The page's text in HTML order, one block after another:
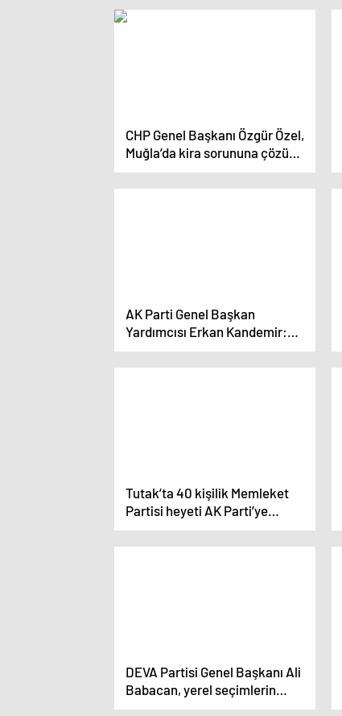
CHP Genel Başkanı Özgür Özel,
Muğla’da kira sorununa çözüm
önerilerini sunacak
AK Parti Genel Başkan
Yardımcısı Erkan Kandemir:
‘Cumhur İttifakı’nın değer
birlikteliğinin yanında
Tutak’ta 40 kişilik Memleket
Partisi heyeti AK Parti’ye
katıldı
DEVA Partisi Genel Başkanı Ali
Babacan, yerel seçimlerin
önemine vurgu yaptı